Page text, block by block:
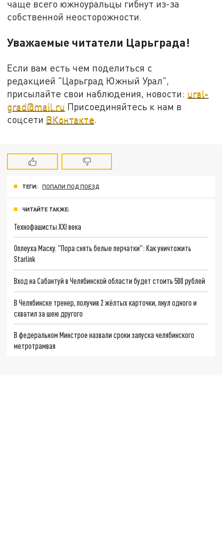
чаще всего южноуральцы гибнут из-за
собственной неосторожности.
Уважаемые читатели Царьграда!
Если вам есть чем поделиться с
редакцией "Царьград Южный Урал",
присылайте свои наблюдения, новости: ural-
grad@mail.ru Присоединяйтесь к нам в
соцсети ВКонтакте.
ТЕГИ: ПОПАЛИ ПОД ПОЕЗД
ЧИТАЙТЕ ТАКЖЕ:
Технофашисты XXI века
Оплеуха Маску. "Пора снять белые перчатки": Как уничтожить
Starlink
Вход на Сабантуй в Челябинской области будет стоить 500 рублей
В Челябинске тренер, получив 2 жёлтых карточки, пнул одного и
схватил за шею другого
В федеральном Минстрое назвали сроки запуска челябинского
метротрамвая